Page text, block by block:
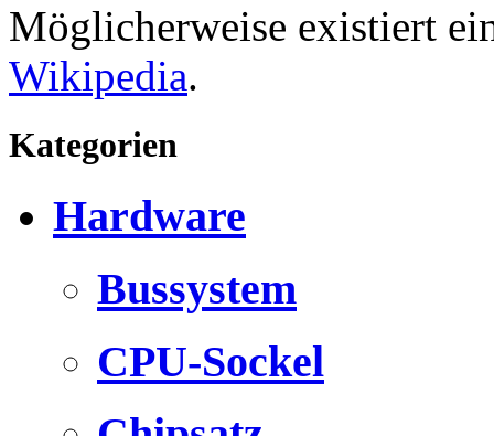
Möglicherweise existiert
Wikipedia.
Kategorien
Hardware
Bussystem
CPU-Sockel